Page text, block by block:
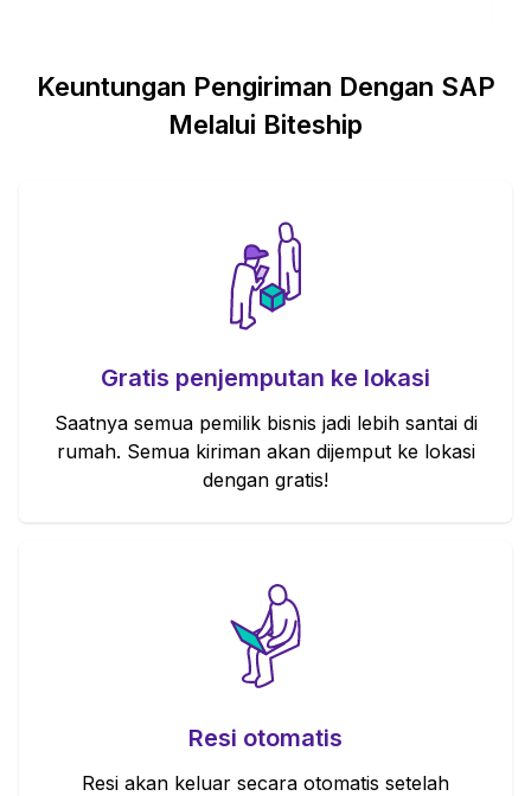
Keuntungan Pengiriman Dengan SAP
Melalui Biteship
Gratis penjemputan ke lokasi
Saatnya semua pemilik bisnis jadi lebih santai di
rumah. Semua kiriman akan dijemput ke lokasi
dengan gratis!
Resi otomatis
Resi akan keluar secara otomatis setelah